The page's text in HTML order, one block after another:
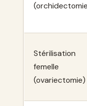
Stérilisation
femelle
(ovariectomie)